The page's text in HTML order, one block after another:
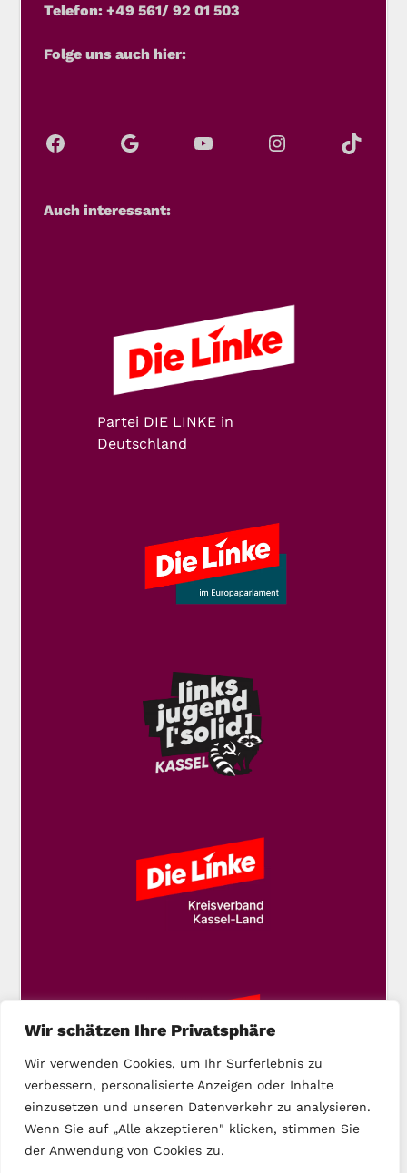
Wir schätzen Ihre Privatsphäre
Wir verwenden Cookies, um Ihr Surferlebnis zu
verbessern, personalisierte Anzeigen oder Inhalte
einzusetzen und unseren Datenverkehr zu analysieren.
Wenn Sie auf „Alle akzeptieren" klicken, stimmen Sie
der Anwendung von Cookies zu.
Telefon: +49 561/ 92 01 503
Folge uns auch hier:
Auch interessant:
Partei DIE LINKE in
Deutschland
Copyright © 2025 DIE LINKE Kassel-Stadt